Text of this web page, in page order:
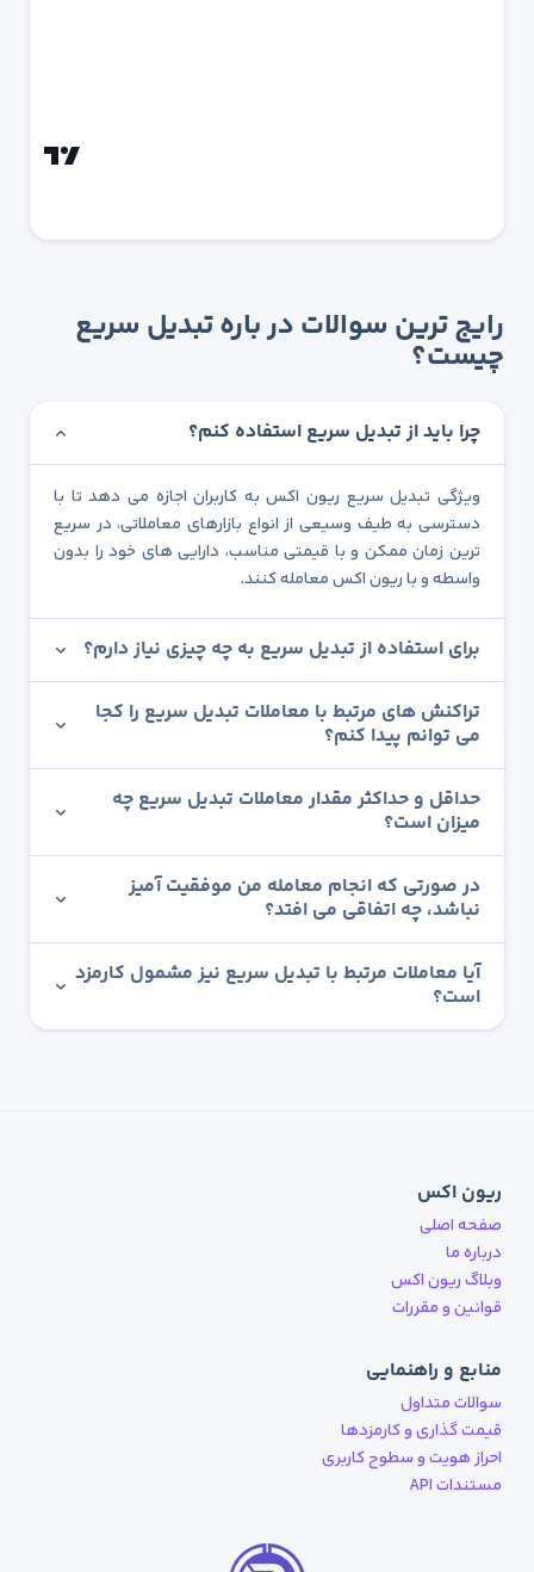
رایج ترین سوالات در باره تبدیل سریع
چیست؟
چرا باید از تبدیل سریع استفاده کنم؟
ویژگی تبدیل سریع ریون اکس به کاربران اجازه می دهد تا با
دسترسی به طیف وسیعی از انواع بازارهای معاملاتی، در سریع
ترین زمان ممکن و با قیمتی مناسب، دارایی های خود را بدون
واسطه و با ریون اکس معامله کنند.
برای استفاده از تبدیل سریع به چه چیزی نیاز دارم؟
تراکنش های مرتبط با معاملات تبدیل سریع را کجا
می توانم پیدا کنم؟
حداقل و حداکثر مقدار معاملات تبدیل سریع چه
میزان است؟
در صورتی که انجام معامله من موفقیت آمیز
نباشد، چه اتفاقی می افتد؟
آیا معاملات مرتبط با تبدیل سریع نیز مشمول کارمزد
است؟
ریون اکس
صفحه اصلی
درباره ما
وبلاگ ریون اکس
قوانین و مقررات
منابع و راهنمایی
سوالات متداول
قیمت گذاری و کارمزدها
احراز هویت و سطوح کاربری
مستندات API